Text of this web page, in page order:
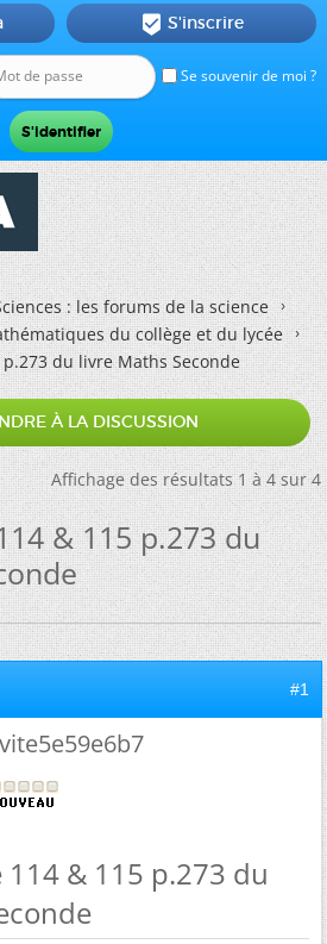
Se souvenir de moi ?
 S'inscrire
: les forums de la science
du collège et du lycée
du livre Maths Seconde
À LA DISCUSSION
Affichage des résultats 1 à 4 sur 4
& 115 p.273 du
#1
114 & 115 p.273 du